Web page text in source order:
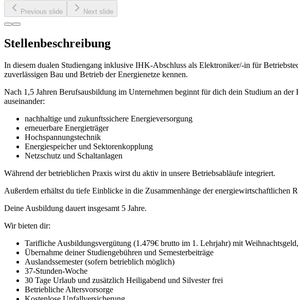
Previous slide Next slide
Stellenbeschreibung
In diesem dualen Studiengang inklusive IHK-Abschluss als Elektroniker/-in für
zuverlässigen Bau und Betrieb der Energienetze kennen.
Nach 1,5 Jahren Berufsausbildung im Unternehmen beginnt für dich dein Studium an
auseinander:
nachhaltige und zukunftssichere Energieversorgung
erneuerbare Energieträger
Hochspannungstechnik
Energiespeicher und Sektorenkopplung
Netzschutz und Schaltanlagen
Während der betrieblichen Praxis wirst du aktiv in unsere Betriebsabläufe integriert.
Außerdem erhältst du tiefe Einblicke in die Zusammenhänge der energiewirtschaftlichen
Deine Ausbildung dauert insgesamt 5 Jahre.
Wir bieten dir:
Tarifliche Ausbildungsvergütung (1.479€ brutto im 1. Lehrjahr) mit
Übernahme deiner Studiengebühren und Semesterbeiträge
Auslandssemester (sofern betrieblich möglich)
37-Stunden-Woche
30 Tage Urlaub und zusätzlich Heiligabend und Silvester frei
Betriebliche Altersvorsorge